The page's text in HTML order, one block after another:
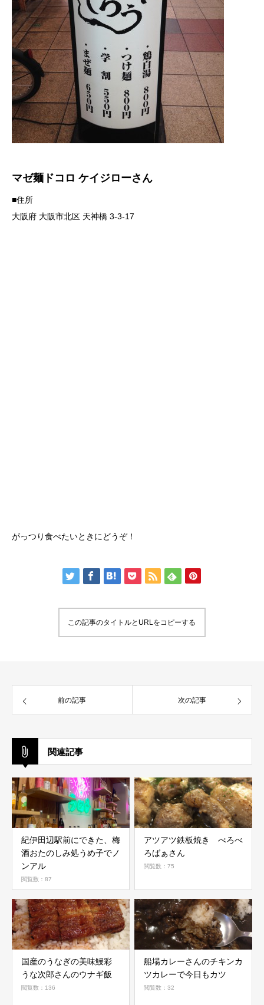
マゼ麺ドコロ ケイジローさん
■住所
大阪府 大阪市北区 天神橋 3-3-17
がっつり食べたいときにどうぞ！
この記事のタイトルとURLをコピーする
前の記事 次の記事
関連記事
紀伊田辺駅前にできた、梅
酒おたのしみ処うめ子でノ
ンアル
閲覧数：87
アツアツ鉄板焼き べろべ
ろばぁさん
閲覧数：75
国産のうなぎの美味鰻彩
うな次郎さんのウナギ飯
閲覧数：136
船場カレーさんのチキンカ
ツカレーで今日もカツ
閲覧数：32